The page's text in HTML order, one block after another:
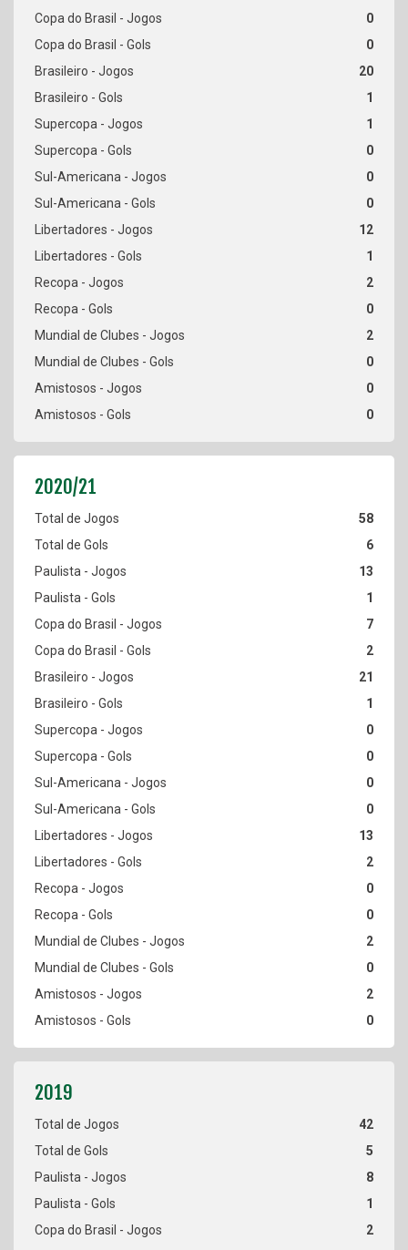
0
0
20
1
1
0
0
0
12
1
2
0
2
0
0
0
58
6
13
1
7
2
21
1
0
0
0
0
13
2
0
0
2
0
2
0
42
5
8
1
2